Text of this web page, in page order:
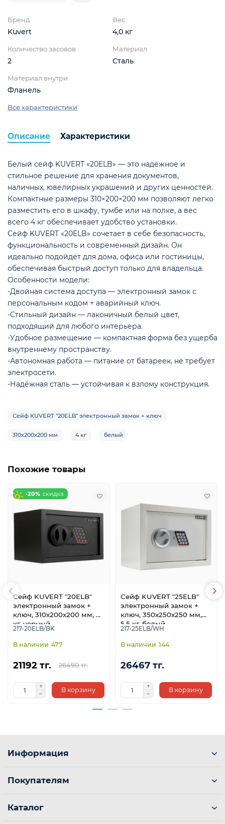
Бренд
Kuvert
Вес
4,0 кг
Количество засовов
2
Материал
Сталь
Материал внутри
Фланель
Все характеристики
Описание Характеристики
Белый сейф KUVERT «20ELB» — это надёжное и
стильное решение для хранения документов,
наличных, ювелирных украшений и других ценностей.
Компактные размеры 310×200×200 мм позволяют легко
разместить его в шкафу, тумбе или на полке, а вес
всего 4 кг обеспечивает удобство установки.
Сейф KUVERT «20ELB» сочетает в себе безопасность,
функциональность и современный дизайн. Он
идеально подойдёт для дома, офиса или гостиницы,
обеспечивая быстрый доступ только для владельца.
Особенности модели:
-Двойная система доступа — электронный замок с
персональным кодом + аварийный ключ.
-Стильный дизайн — лаконичный белый цвет,
подходящий для любого интерьера.
-Удобное размещение — компактная форма без ущерба
внутреннему пространству.
-Автономная работа — питание от батареек, не требует
электросети.
-Надёжная сталь — устойчивая к взлому конструкция.
Сейф KUVERT "20ELB" электронный замок + ключ
310х200х200 мм 4 кг белый
Похожие товары
-20%
Сейф KUVERT "20ELB"
электронный замок +
ключ, 310х200х200 мм, 4
кг, черный
217-20ELB/BK
477
21192 тг. 26490 тг.
В корзину
Сейф KUVERT "25ELB"
электронный замок +
ключ, 350х250х250 мм,
5.5 кг, белый
217-25ELB/WH
144
26467 тг.
В корзину
Информация
Покупателям
Каталог